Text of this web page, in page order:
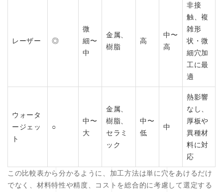
レーザー ◎
微
細〜
中
金属、
樹脂
高
中〜
高
非接
触、複
雑形
状・微
細穴加
工に最
適
ウォータ
ージェッ
ト
○
中〜
大
金属、
樹脂、
セラミ
ック
中〜
低
中
熱影響
なし、
厚板や
異種材
料に対
応
この比較表から分かるように、加工方法は単に穴をあけるだけ
でなく、材料特性や精度、コストを総合的に考慮して選定する